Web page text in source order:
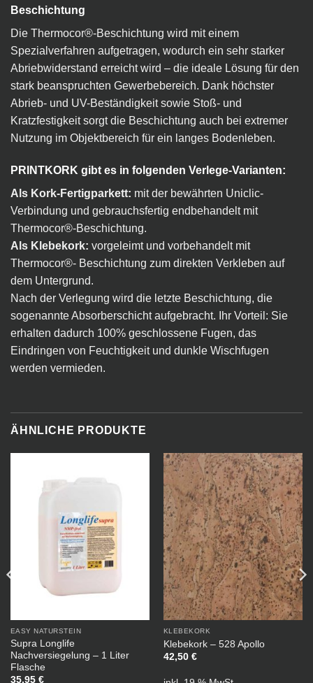
Beschichtung
Die Thermocor®-Beschichtung wird mit einem
Spezialverfahren aufgetragen, wodurch ein sehr starker
Abriebwiderstand erreicht wird – die ideale Lösung für den
stark beanspruchten Gewerbebereich. Dank höchster
Abrieb- und UV-Beständigkeit sowie Stoß- und
Kratzfestigkeit sorgt die Beschichtung auch bei extremer
Nutzung im Objektbereich für ein langes Bodenleben.
PRINTKORK gibt es in folgenden Verlege-Varianten:
Als Kork-Fertigparkett: mit der bewährten Uniclic-
Verbindung und gebrauchsfertig endbehandelt mit
Thermocor®-Beschichtung.
Als Klebekork: vorgeleimt und vorbehandelt mit
Thermocor®- Beschichtung zum direkten Verkleben auf
dem Untergrund.
Nach der Verlegung wird die letzte Beschichtung, die
sogenannte Absorberschicht aufgebracht. Ihr Vorteil: Sie
erhalten dadurch 100% geschlossene Fugen, das
Eindringen von Feuchtigkeit und dunkle Wischfugen
werden vermieden.
ÄHNLICHE PRODUKTE
EASY NATURSTEIN
Supra Longlife
Nachversiegelung – 1 Liter
Flasche
35,95 €
KLEBEKORK
Klebekork – 528 Apollo
42,50 €